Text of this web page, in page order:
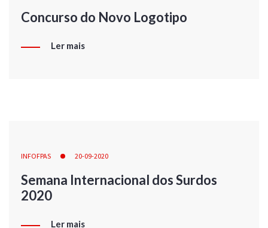
Concurso do Novo Logotipo
Ler mais
INFOFPAS 20-09-2020
Semana Internacional dos Surdos
2020
Ler mais